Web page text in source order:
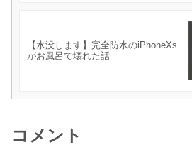
【水没します】完全防水のiPhoneXs
がお風呂で壊れた話
コメント